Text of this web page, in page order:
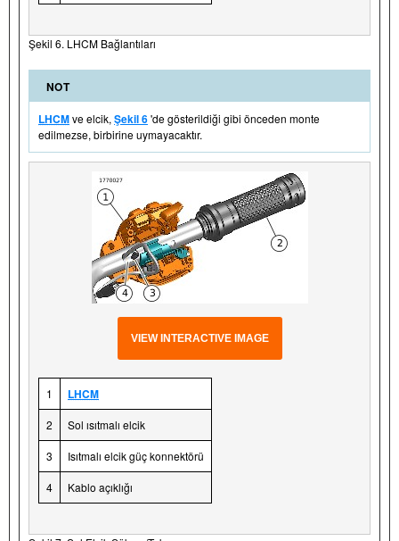
Şekil 6. LHCM Bağlantıları
NOT
LHCMve elcik, Şekil 6'de gösterildiği gibi önceden monte
edilmezse, birbirine uymayacaktır.
VIEW INTERACTIVE IMAGE
1 LHCM
2 Sol ısıtmalı elcik
3 Isıtmalı elcik güç konnektörü
4 Kablo açıklığı